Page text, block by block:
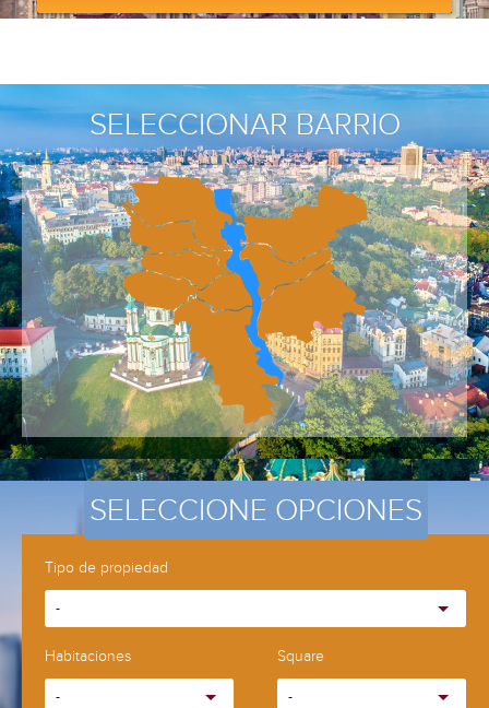
SELECCIONAR BARRIO
SELECCIONE OPCIONES
Tipo de propiedad
-
Habitaciones
-
Square
-